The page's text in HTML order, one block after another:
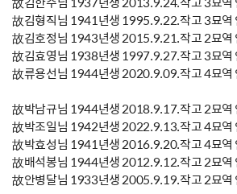
故김형직님 1941년생 1995.9.22.작고 3묘역
故김호정님 1943년생 2015.9.21.작고 2묘역
故김효영님 1938년생 1997.9.27.작고 3묘역
故류용선님 1944년생 2020.9.09.작고 4묘역
故박남규님 1944년생 2018.9.17.작고 2묘역
故박조일님 1942년생 2022.9.13.작고 4묘역
故박효성님 1941년생 2016.9.20.작고 4묘역
故배석봉님 1944년생 2012.9.12.작고 2묘역
故안병달님 1933년생 2005.9.19.작고 2묘역